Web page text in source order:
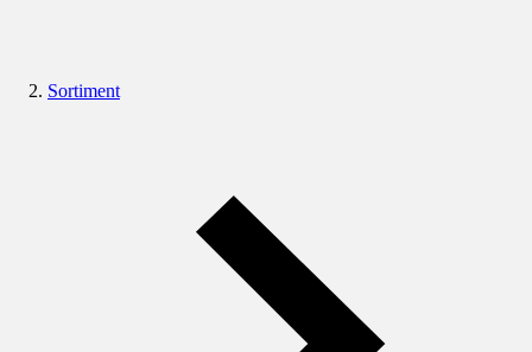
Sortiment